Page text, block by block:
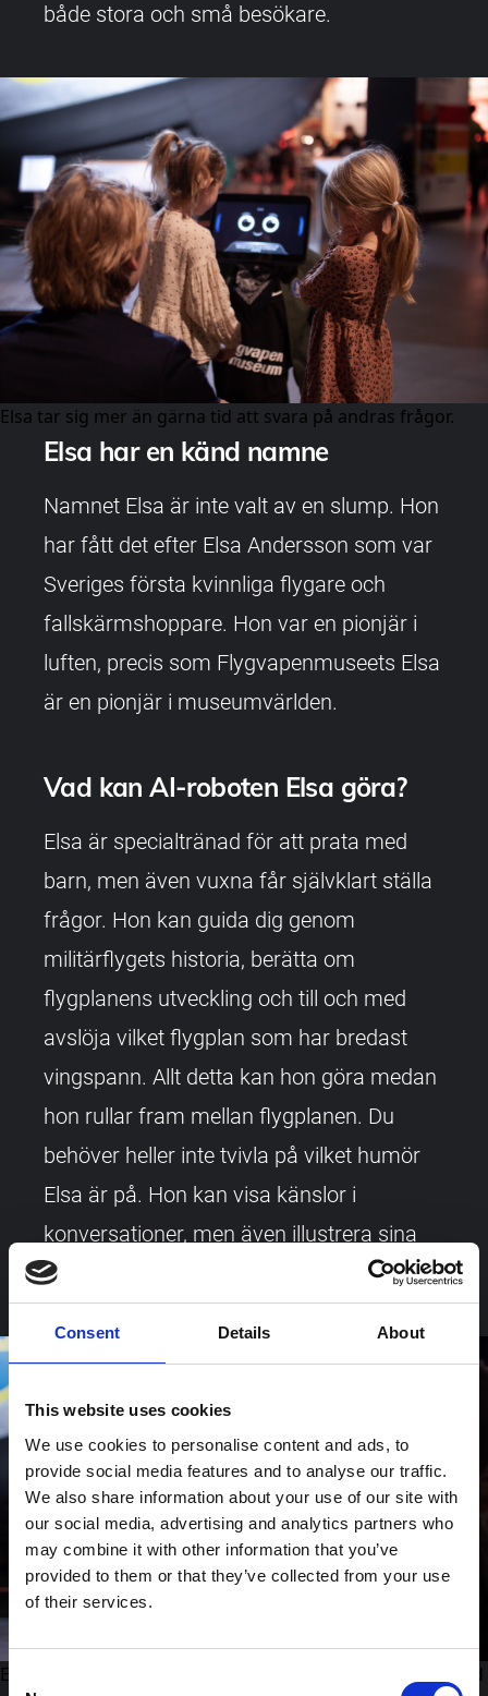
Consent Details About
This website uses cookies
We use cookies to personalise content and ads, to
provide social media features and to analyse our traffic.
We also share information about your use of our site with
our social media, advertising and analytics partners who
may combine it with other information that you’ve
provided to them or that they’ve collected from your use
of their services.
Consent
både stora och små besökare.
Elsa tar sig mer än gärna tid att svara på andras frågor.
Elsa har en känd namne
Namnet Elsa är inte valt av en slump. Hon
har fått det efter Elsa Andersson som var
Sveriges första kvinnliga flygare och
fallskärmshoppare. Hon var en pionjär i
luften, precis som Flygvapenmuseets Elsa
är en pionjär i museumvärlden.
Vad kan AI-roboten Elsa göra?
Elsa är specialtränad för att prata med
barn, men även vuxna får självklart ställa
frågor. Hon kan guida dig genom
militärflygets historia, berätta om
flygplanens utveckling och till och med
avslöja vilket flygplan som har bredast
vingspann. Allt detta kan hon göra medan
hon rullar fram mellan flygplanen. Du
behöver heller inte tvivla på vilket humör
Elsa är på. Hon kan visa känslor i
konversationer, men även illustrera sina
svar genom bild och video på sin skärm.
Elsa kan inte bara visa känslor på sin skärm, utan även bild